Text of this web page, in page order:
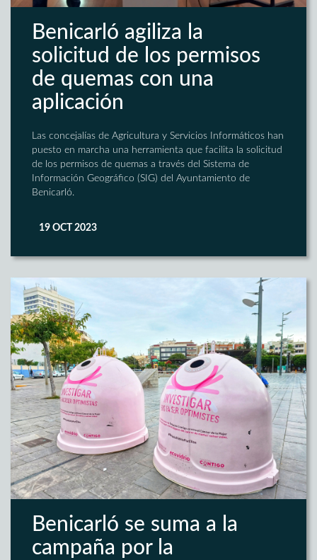
Benicarló agiliza la
solicitud de los permisos
de quemas con una
aplicación
Las concejalías de Agricultura y Servicios Informáticos han
puesto en marcha una herramienta que facilita la solicitud
de los permisos de quemas a través del Sistema de
Información Geográfico (SIG) del Ayuntamiento de
Benicarló.
19 OCT 2023
Benicarló se suma a la
campaña por la